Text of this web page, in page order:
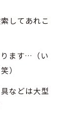
してあれこ
ります…（い
）
などは大型